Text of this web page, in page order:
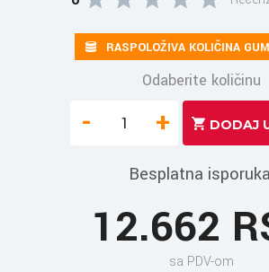
RASPOLOŽIVA KOLIČINA
Odaberite količinu
- +
Besplatna
12.662
sa PDV-om